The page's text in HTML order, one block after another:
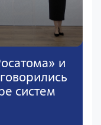
и
систем